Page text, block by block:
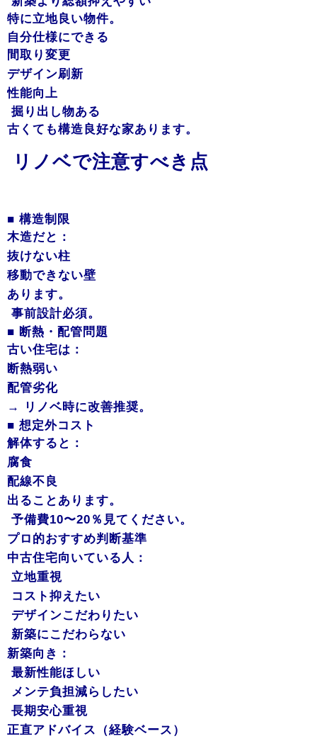
特に立地良い物件。
自分仕様にできる
間取り変更
デザイン刷新
性能向上
掘り出し物ある
古くても構造良好な家あります。
リノベで注意すべき点
■ 構造制限
木造だと：
抜けない柱
移動できない壁
あります。
事前設計必須。
■ 断熱・配管問題
古い住宅は：
断熱弱い
配管劣化
→ リノベ時に改善推奨。
■ 想定外コスト
解体すると：
腐食
配線不良
出ることあります。
予備費10〜20％見てください。
プロ的おすすめ判断基準
中古住宅向いている人：
立地重視
コスト抑えたい
デザインこだわりたい
新築にこだわらない
新築向き：
最新性能ほしい
メンテ負担減らしたい
長期安心重視
正直アドバイス（経験ベース）